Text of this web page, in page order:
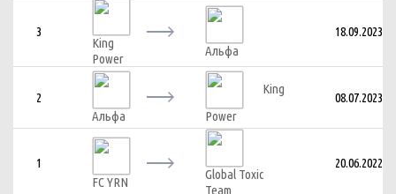
3
King
Power
Альфа
18.09.2023
2
Альфа
King
Power
08.07.2023
1
FC YRN
Global Toxic
Team
20.06.2022